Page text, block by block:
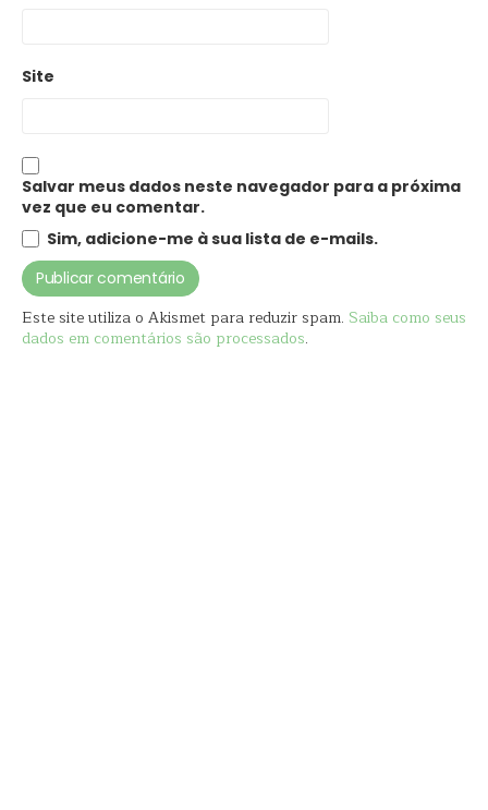
Site
Salvar meus dados neste navegador para a próxima
vez que eu comentar.
Sim, adicione-me à sua lista de e-mails.
Este site utiliza o Akismet para reduzir spam. Saiba como seus
dados em comentários são processados.